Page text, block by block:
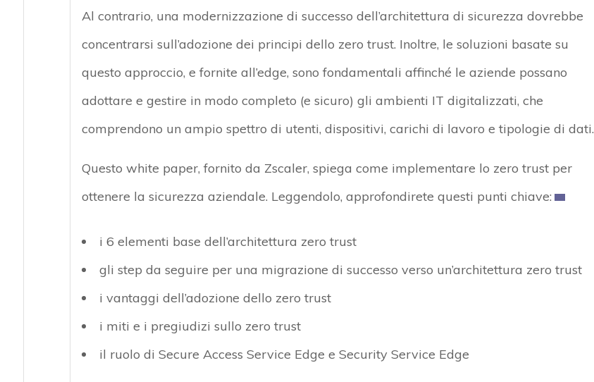
Al contrario, una modernizzazione di successo dell’architettura di sicurezza dovrebbe
concentrarsi sull’adozione dei principi dello zero trust. Inoltre, le soluzioni basate su
questo approccio, e fornite all’edge, sono fondamentali affinché le aziende possano
adottare e gestire in modo completo (e sicuro) gli ambienti IT digitalizzati, che
comprendono un ampio spettro di utenti, dispositivi, carichi di lavoro e tipologie di dati.
Questo white paper, fornito da Zscaler, spiega come implementare lo zero trust per
ottenere la sicurezza aziendale. Leggendolo, approfondirete questi punti chiave:
i 6 elementi base dell’architettura zero trust
gli step da seguire per una migrazione di successo verso un’architettura zero trust
i vantaggi dell’adozione dello zero trust
i miti e i pregiudizi sullo zero trust
il ruolo di Secure Access Service Edge e Security Service Edge